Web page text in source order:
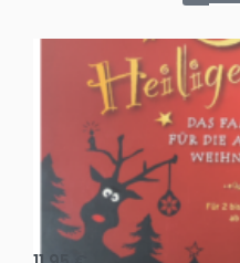
Oh, heilige Nacht!